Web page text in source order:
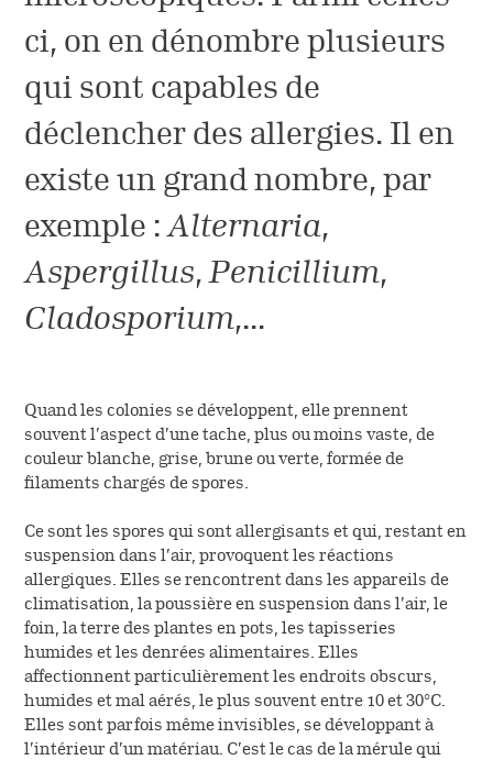
Désignation des principes
actifs
Fiches conseils sur les
Housses anti-acariens
Contacter le service relation
patient
Vous êtes professionnel
de santé
ci, on en dénombre plusieurs
qui sont capables de
déclencher des allergies. Il en
existe un grand nombre, par
exemple :Alternaria,
Aspergillus,Penicillium,
Cladosporium,...
Quand les colonies se développent, elle prennent
souvent l’aspect d’une tache, plus ou moins vaste, de
couleur blanche, grise, brune ou verte, formée de
filaments chargés de spores.
Ce sont les spores qui sont allergisants et qui, restant en
suspension dans l’air, provoquent les réactions
allergiques. Elles se rencontrent dans les appareils de
climatisation, la poussière en suspension dans l’air, le
foin, la terre des plantes en pots, les tapisseries
humides et les denrées alimentaires. Elles
affectionnent particulièrement les endroits obscurs,
humides et mal aérés, le plus souvent entre 10 et 30°C.
Elles sont parfois même invisibles, se développant à
l’intérieur d’un matériau. C’est le cas de la mérule qui